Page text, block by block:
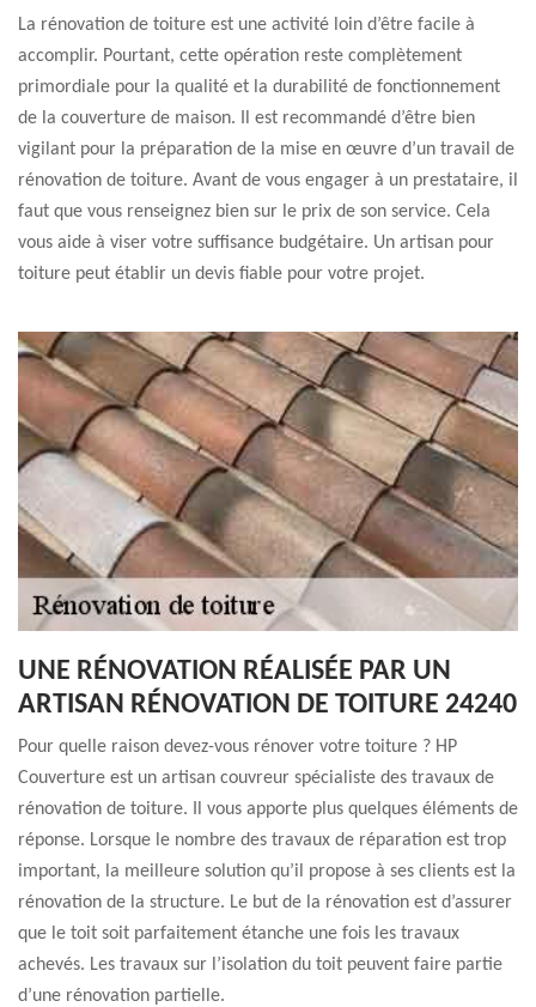
La rénovation de toiture est une activité loin d’être facile à
accomplir. Pourtant, cette opération reste complètement
primordiale pour la qualité et la durabilité de fonctionnement
de la couverture de maison. Il est recommandé d’être bien
vigilant pour la préparation de la mise en œuvre d’un travail de
rénovation de toiture. Avant de vous engager à un prestataire, il
faut que vous renseignez bien sur le prix de son service. Cela
vous aide à viser votre suffisance budgétaire. Un artisan pour
toiture peut établir un devis fiable pour votre projet.
UNE RÉNOVATION RÉALISÉE PAR UN
ARTISAN RÉNOVATION DE TOITURE 24240
Pour quelle raison devez-vous rénover votre toiture ? HP
Couverture est un artisan couvreur spécialiste des travaux de
rénovation de toiture. Il vous apporte plus quelques éléments de
réponse. Lorsque le nombre des travaux de réparation est trop
important, la meilleure solution qu’il propose à ses clients est la
rénovation de la structure. Le but de la rénovation est d’assurer
que le toit soit parfaitement étanche une fois les travaux
achevés. Les travaux sur l’isolation du toit peuvent faire partie
d’une rénovation partielle.